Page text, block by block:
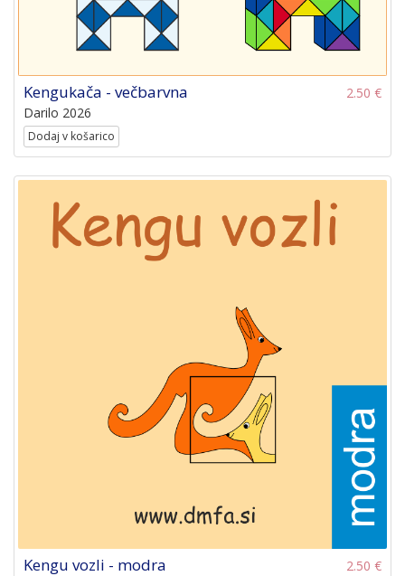
Kengukača - večbarvna
2.50 €
Darilo 2026
Dodaj v košarico
Kengu vozli - modra
2.50 €